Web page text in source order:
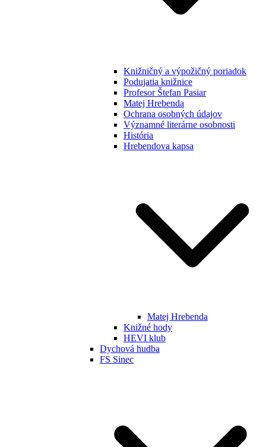
Knižničný a výpožičný poriadok
Podujatia knižnice
Profesor Štefan Pasiar
Matej Hrebenda
Ochrana osobných údajov
Významné literárne osobnosti
História
Hrebendova kapsa
Matej Hrebenda
Knižné hody
HEVI klub
Dychová hudba
FS Sinec